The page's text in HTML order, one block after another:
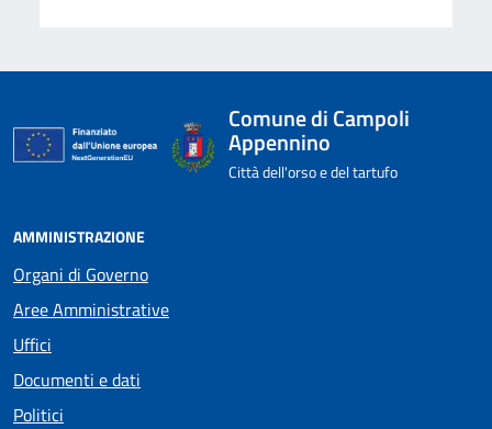
Comune di Campoli
Appennino
Città dell'orso e del tartufo
AMMINISTRAZIONE
Organi di Governo
Aree Amministrative
Uffici
Documenti e dati
Politici